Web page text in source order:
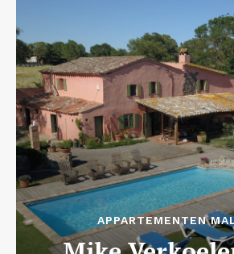
APPARTEMENTEN